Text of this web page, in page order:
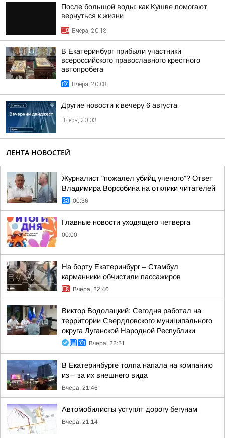
После большой воды: как Кушве помогают
вернуться к жизни
Вчера, 20:18
В Екатеринбург прибыли участники
всероссийского православного крестного
автопробега
Вчера, 20:08
Другие новости к вечеру 6 августа
Вчера, 20:03
ЛЕНТА НОВОСТЕЙ
Журналист "пожалел убийц ученого"? Ответ
Владимира Ворсобина на отклики читателей
00:36
Главные новости уходящего четверга
00:00
На борту Екатеринбург – Стамбул
карманники обчистили пассажиров
Вчера, 22:40
Виктор Водолацкий: Сегодня работал на
территории Свердловского муниципального
округа Луганской Народной Республики
Вчера, 22:21
В Екатеринбурге толпа напала на компанию
из – за их внешнего вида
Вчера, 21:46
Автомобилисты уступят дорогу бегунам
Вчера, 21:14